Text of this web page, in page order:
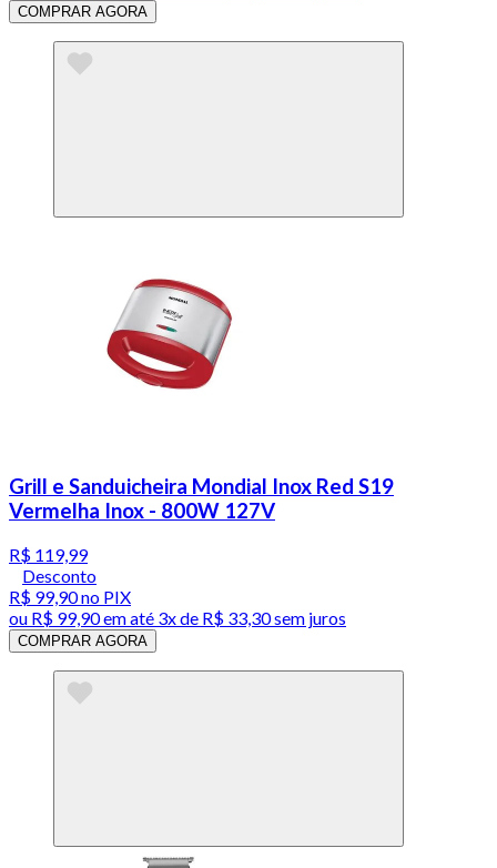
COMPRAR AGORA
Grill e Sanduicheira Mondial Inox Red S19
Vermelha Inox - 800W 127V
R$ 119,99
Desconto
R$ 99,90no PIX
ou R$ 99,90em até 3x de R$ 33,30 sem juros
COMPRAR AGORA